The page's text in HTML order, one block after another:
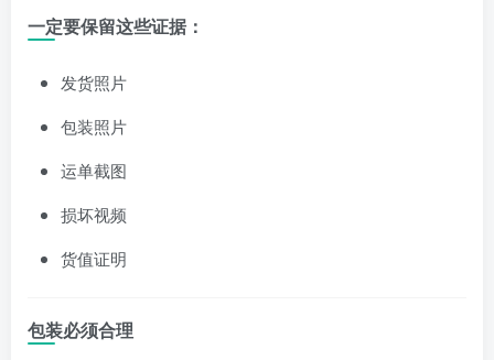
一定要保留这些证据：
发货照片
包装照片
运单截图
损坏视频
货值证明
包装必须合理